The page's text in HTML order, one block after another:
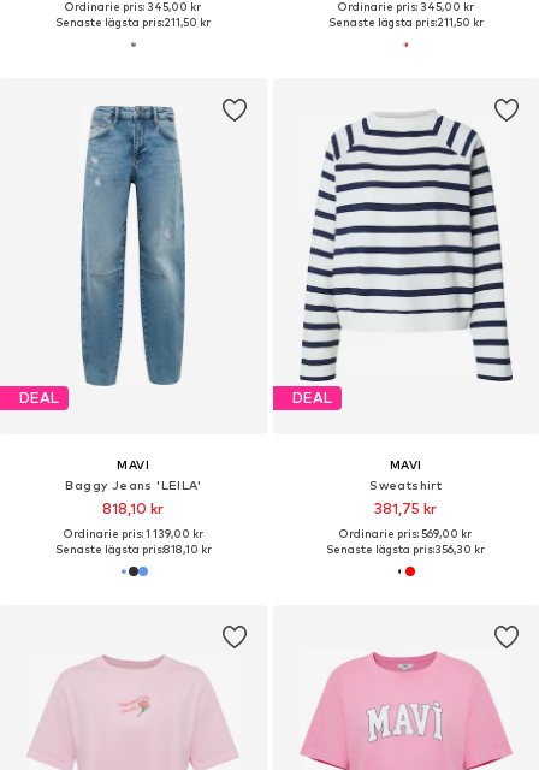
Ordinarie pris: 345,00 kr
Senaste lägsta pris:211,50 kr
Ordinarie pris: 345,00 kr
Senaste lägsta pris:211,50 kr
DEAL
MAVI
Baggy Jeans 'LEILA'
818,10 kr
Ordinarie pris: 1 139,00 kr
Senaste lägsta pris:818,10 kr
DEAL
MAVI
Sweatshirt
381,75 kr
Ordinarie pris: 569,00 kr
Senaste lägsta pris:356,30 kr